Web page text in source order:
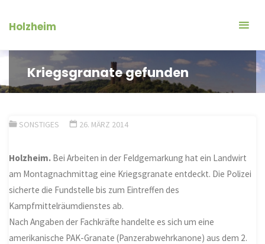
InhaltHolzheim
Kriegsgranate gefunden
SONSTIGES 26. MÄRZ 2014
Holzheim. Bei Arbeiten in der Feldgemarkung hat ein Landwirt
am Montagnachmittag eine Kriegsgranate entdeckt. Die Polizei
sicherte die Fundstelle bis zum Eintreffen des
Kampfmittelräumdienstes ab.
Nach Angaben der Fachkräfte handelte es sich um eine
amerikanische PAK-Granate (Panzerabwehrkanone) aus dem 2.